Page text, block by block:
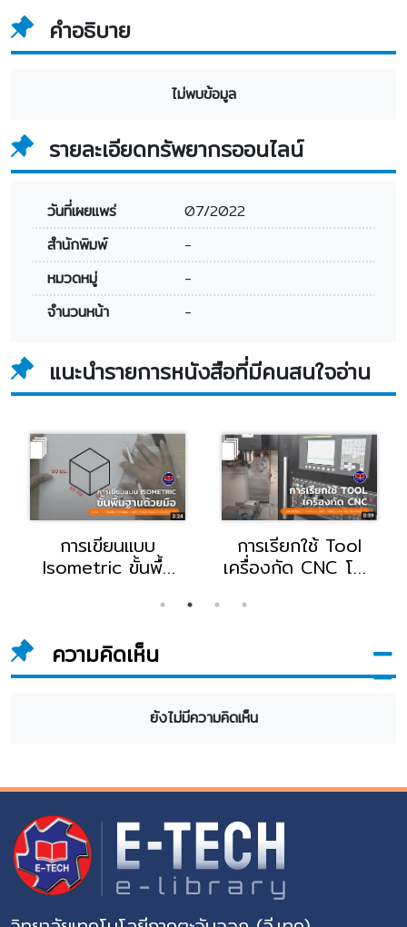
คำอธิบาย
ไม่พบข้อมูล
รายละเอียดทรัพยากรออนไลน์
วันที่เผยแพร่
07/2022
สำนักพิมพ์
-
หมวดหมู่
-
จำนวนหน้า
-
แนะนำรายการหนังสือที่มีคนสนใจอ่าน
การเขียนแบบ
Isometric ขั้นพื้น
อ.ธีระ กล่อมใจเสือ
เทคนิคอุตสาหกรรม
วิทยาลัยอี.เทค
การเรียกใช้ Tool
เครื่องกัด CNC โดย
มงคล อาจารย์แผนก
วิทยาลัยอี.เทค
ความคิดเห็น
ยังไม่มีความคิดเห็น